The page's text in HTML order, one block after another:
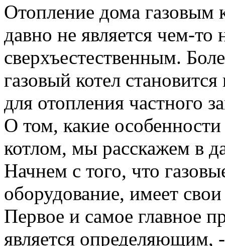
Отопление дома
давно не является чем-
сверхъестественным.
газовый котел
для отопления частного
О том, какие
котлом, мы расскажем в
Начнем с того, что
оборудование, имеет
Первое и самое главное
является определяющим,